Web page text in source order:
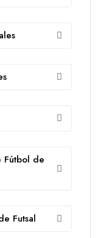
Fútbol de
Futsal